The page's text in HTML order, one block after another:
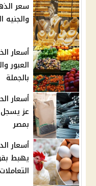
والجنيه الذهب
أسعار
بالجملة
أسعار
بمصر
أسعار
يهبط